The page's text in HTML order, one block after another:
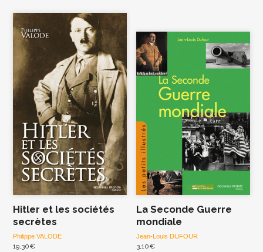
Hitler et les sociétés
secrètes
Philippe VALODE
19,30€
La Seconde Guerre
mondiale
Jean-Louis DUFOUR
3,10€